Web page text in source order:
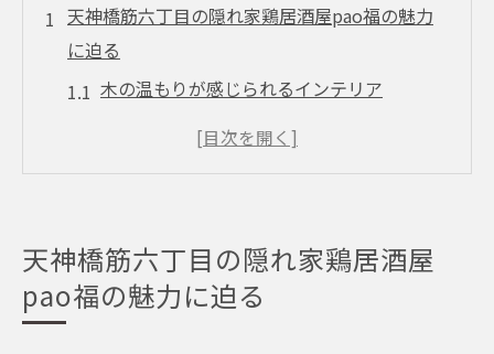
天神橋筋六丁目の隠れ家鶏居酒屋pao福の魅力
に迫る
木の温もりが感じられるインテリア
季節ごとの飾り付けが楽しめる
隠れ家的な雰囲気を楽しむ方法
初めての人にも安心な店内案内
天神橋筋六丁目の隠れ家鶏居酒屋
pao福の魅力に迫る